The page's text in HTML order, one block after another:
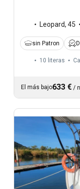
Leopard, 45
sin Patron
10 literas
El más bajo633 € /